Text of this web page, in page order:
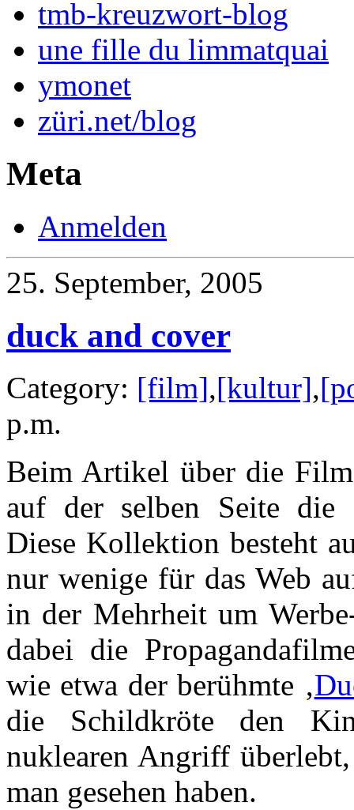
tmb-kreuzwort-blog
une fille du limmatquai
ymonet
züri.net/blog
Meta
Anmelden
25. September, 2005
duck and cover
Category: [film],[kultur],
p.m.
Beim Artikel über die
auf der selben Seite die
Diese Kollektion besteht
nur wenige für das Web
in der Mehrheit um
dabei die
wie etwa der berühmte ‚
die Schildkröte den
nuklearen Angriff
man gesehen haben.